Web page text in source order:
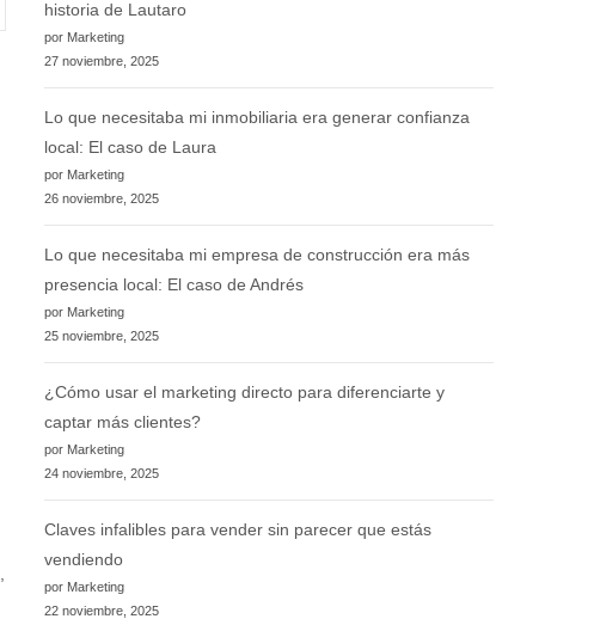
historia de Lautaro
por Marketing
27 noviembre, 2025
Lo que necesitaba mi inmobiliaria era generar confianza
local: El caso de Laura
por Marketing
26 noviembre, 2025
Lo que necesitaba mi empresa de construcción era más
presencia local: El caso de Andrés
por Marketing
25 noviembre, 2025
¿Cómo usar el marketing directo para diferenciarte y
captar más clientes?
por Marketing
24 noviembre, 2025
Claves infalibles para vender sin parecer que estás
vendiendo
por Marketing
22 noviembre, 2025